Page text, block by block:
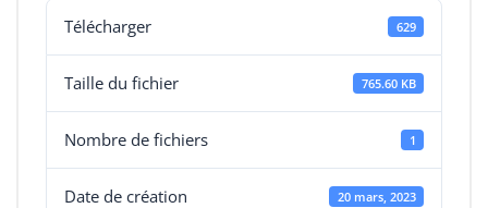
Télécharger 629
Taille du fichier 765.60 KB
Nombre de fichiers 1
Date de création 20 mars, 2023